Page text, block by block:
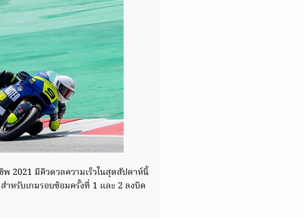
2021 มีคิวดวลความเร็วในสุดสัปดาห์นี้
ำหรับเกมรอบซ้อมครั้งที่ 1 และ 2 ลงบิด